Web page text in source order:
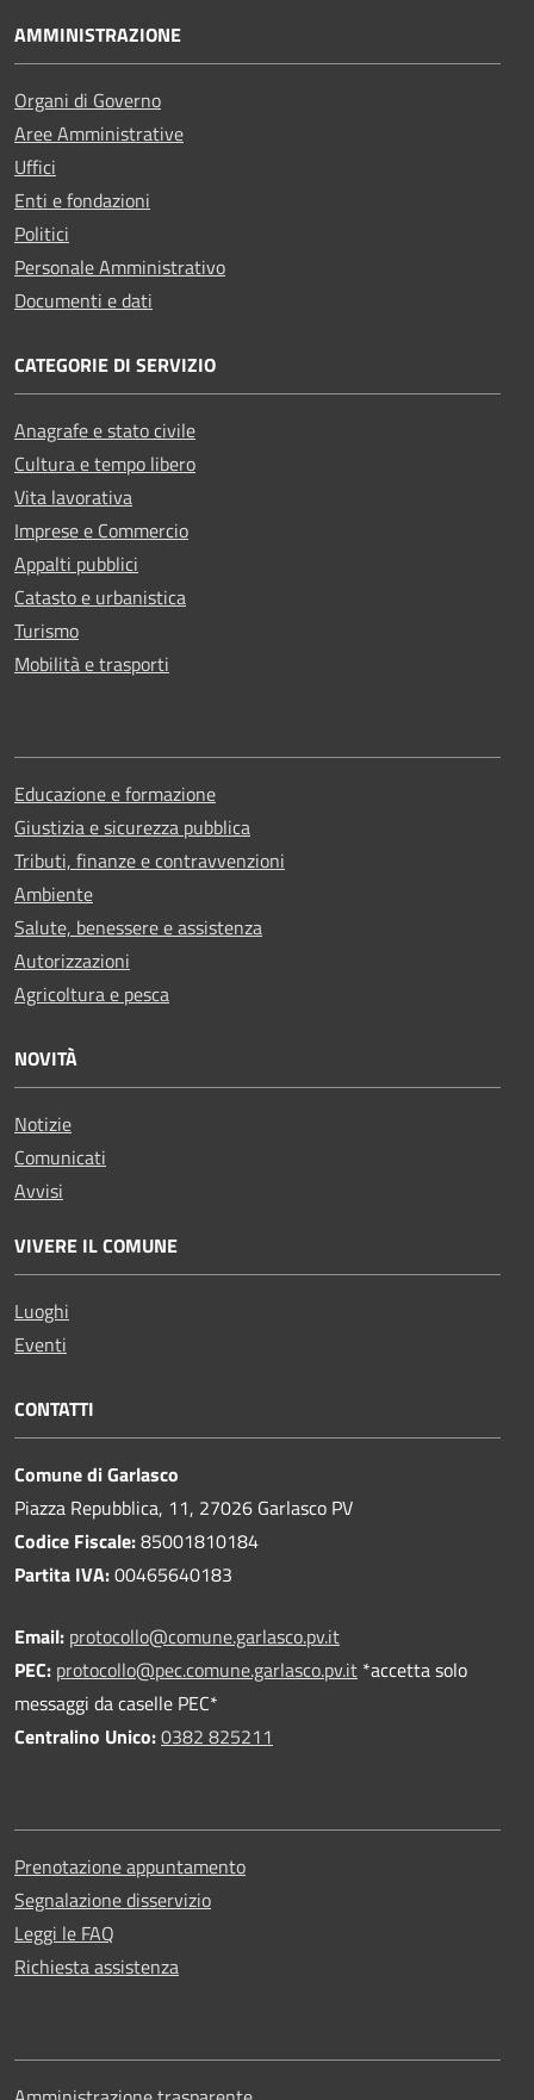
AMMINISTRAZIONE
Organi di Governo
Aree Amministrative
Uffici
Enti e fondazioni
Politici
Personale Amministrativo
Documenti e dati
CATEGORIE DI SERVIZIO
Anagrafe e stato civile
Cultura e tempo libero
Vita lavorativa
Imprese e Commercio
Appalti pubblici
Catasto e urbanistica
Turismo
Mobilità e trasporti
Educazione e formazione
Giustizia e sicurezza pubblica
Tributi, finanze e contravvenzioni
Ambiente
Salute, benessere e assistenza
Autorizzazioni
Agricoltura e pesca
NOVITÀ
Notizie
Comunicati
Avvisi
VIVERE IL COMUNE
Luoghi
Eventi
CONTATTI
Comune di Garlasco
Piazza Repubblica, 11, 27026 Garlasco PV
Codice Fiscale:85001810184
Partita IVA:00465640183
Email: protocollo@comune.garlasco.pv.it
PEC: protocollo@pec.comune.garlasco.pv.it *accetta solo
messaggi da caselle PEC*
Centralino Unico:0382 825211
Prenotazione appuntamento
Segnalazione disservizio
Leggi le FAQ
Richiesta assistenza